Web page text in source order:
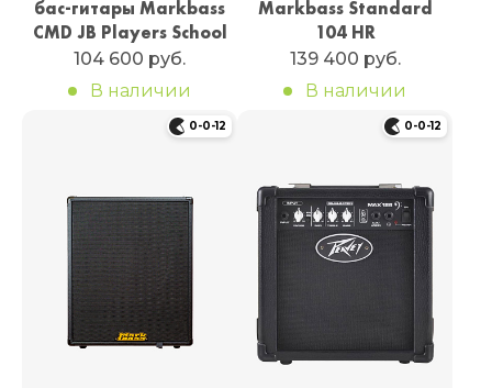
бас-гитары Markbass
CMD JB Players School
104 600 руб.
В наличии
Markbass Standard
104 HR
139 400 руб.
В наличии
0-0-12 0-0-12